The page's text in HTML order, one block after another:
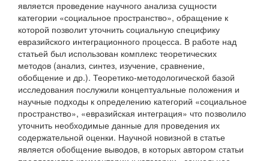
является проведение научного анализа сущности
категории «социальное пространство», обращение к
которой позволит уточнить социальную специфику
евразийского интеграционного процесса. В работе над
статьей был использован комплекс теоретических
методов (анализ, синтез, изучение, сравнение,
обобщение и др.). Теоретико-методологической базой
исследования послужили концептуальные положения и
научные подходы к определению категорий «социальное
пространство», «евразийская интеграция» что позволило
уточнить необходимые данные для проведения их
содержательной оценки. Научной новизной в статье
является обобщение выводов, в которых автором статьи